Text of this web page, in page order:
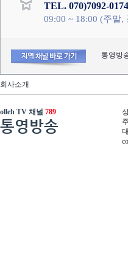
TEL. 070)7092-0174
09:00 ~ 18:00 (주말,
통영방
회사소개
olleh TV 채널 789
통영방송